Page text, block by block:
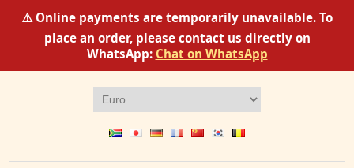
⚠️ Online payments are temporarily unavailable. To
place an order, please contact us directly on
WhatsApp: Chat on WhatsApp